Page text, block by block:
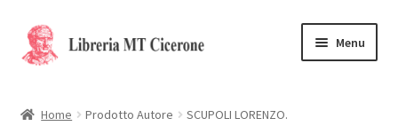
Vai
alla
Vai
al
Menu
Home Prodotto Autore SCUPOLI LORENZO.